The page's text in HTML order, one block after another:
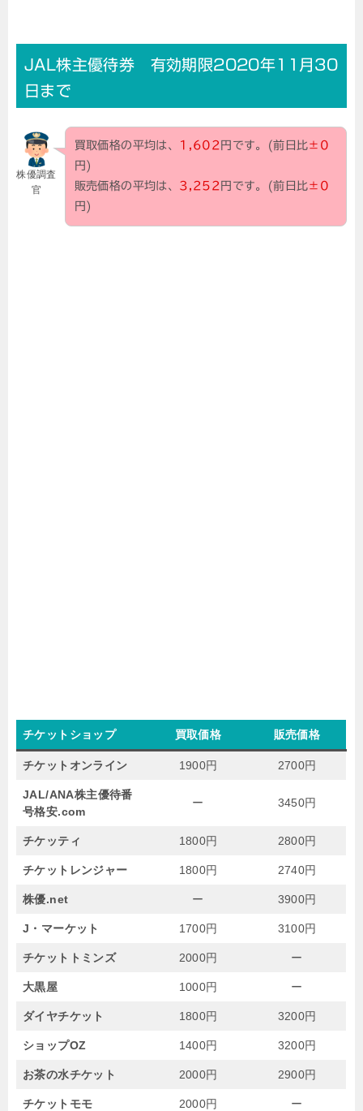
JAL株主優待券 有効期限2020年11月30
日まで
株優調査
官
買取価格の平均は、 1,602 円です。(前日比±0
円)
販売価格の平均は、 3,252 円です。(前日比±0
円)
チケットショップ 買取価格 販売価格
チケットオンライン 1900円 2700円
JAL/ANA株主優待番
号格安.com
ー 3450円
チケッティ 1800円 2800円
チケットレンジャー 1800円 2740円
株優.net ー 3900円
J・マーケット 1700円 3100円
チケットトミンズ 2000円 ー
大黒屋 1000円 ー
ダイヤチケット 1800円 3200円
ショップOZ 1400円 3200円
お茶の水チケット 2000円 2900円
チケットモモ 2000円 ー